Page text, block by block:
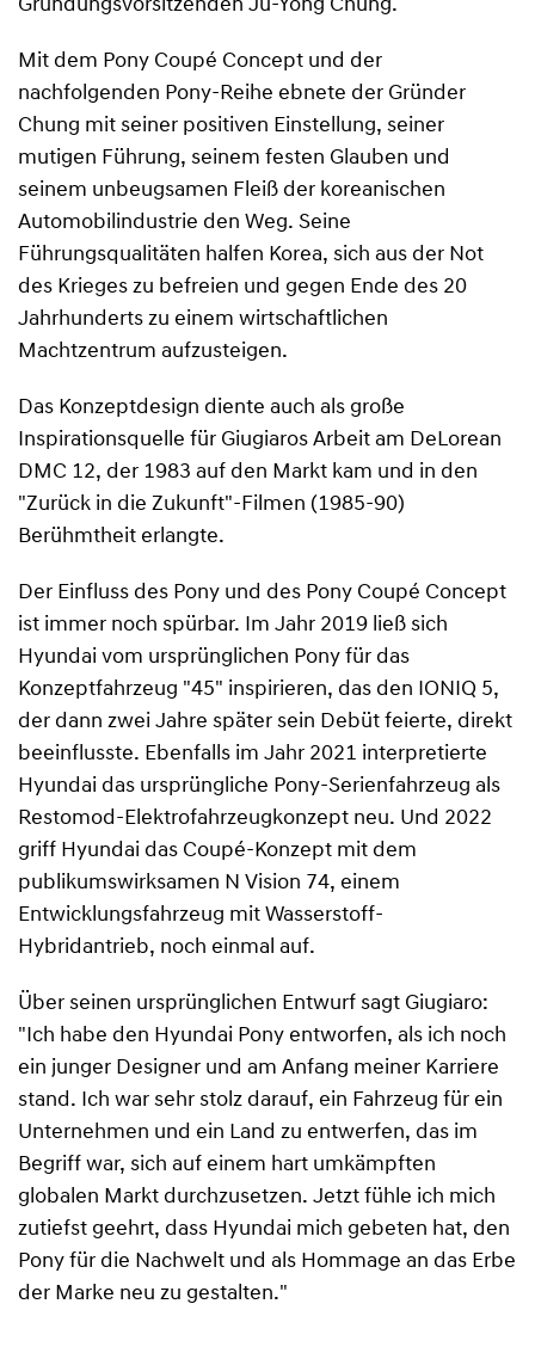
Gründungsvorsitzenden Ju-Yong Chung.
Mit dem Pony Coupé Concept und der
nachfolgenden Pony-Reihe ebnete der Gründer
Chung mit seiner positiven Einstellung, seiner
mutigen Führung, seinem festen Glauben und
seinem unbeugsamen Fleiß der koreanischen
Automobilindustrie den Weg. Seine
Führungsqualitäten halfen Korea, sich aus der Not
des Krieges zu befreien und gegen Ende des 20
Jahrhunderts zu einem wirtschaftlichen
Machtzentrum aufzusteigen.
Das Konzeptdesign diente auch als große
Inspirationsquelle für Giugiaros Arbeit am DeLorean
DMC 12, der 1983 auf den Markt kam und in den
"Zurück in die Zukunft"-Filmen (1985-90)
Berühmtheit erlangte.
Der Einfluss des Pony und des Pony Coupé Concept
ist immer noch spürbar. Im Jahr 2019 ließ sich
Hyundai vom ursprünglichen Pony für das
Konzeptfahrzeug "45" inspirieren, das den IONIQ 5,
der dann zwei Jahre später sein Debüt feierte, direkt
beeinflusste. Ebenfalls im Jahr 2021 interpretierte
Hyundai das ursprüngliche Pony-Serienfahrzeug als
Restomod-Elektrofahrzeugkonzept neu. Und 2022
griff Hyundai das Coupé-Konzept mit dem
publikumswirksamen N Vision 74, einem
Entwicklungsfahrzeug mit Wasserstoff-
Hybridantrieb, noch einmal auf.
Über seinen ursprünglichen Entwurf sagt Giugiaro:
"Ich habe den Hyundai Pony entworfen, als ich noch
ein junger Designer und am Anfang meiner Karriere
stand. Ich war sehr stolz darauf, ein Fahrzeug für ein
Unternehmen und ein Land zu entwerfen, das im
Begriff war, sich auf einem hart umkämpften
globalen Markt durchzusetzen. Jetzt fühle ich mich
zutiefst geehrt, dass Hyundai mich gebeten hat, den
Pony für die Nachwelt und als Hommage an das Erbe
der Marke neu zu gestalten."